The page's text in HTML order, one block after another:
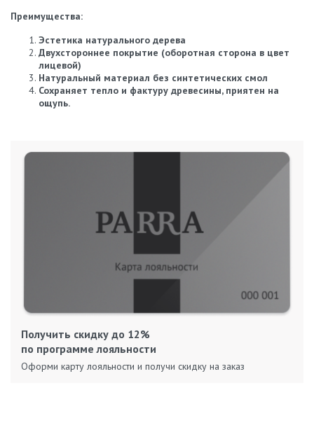
Преимущества:
Эстетика натурального дерева
Двухстороннее покрытие (оборотная сторона в цвет
лицевой)
Натуральный материал без синтетических смол
Сохраняет тепло и фактуру древесины, приятен на
ощупь.
Получить скидку до 12%
по программе лояльности
Оформи карту лояльности и получи скидку на заказ